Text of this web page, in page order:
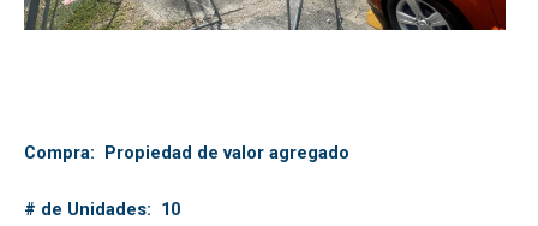
Compra: Propiedad de valor agregado
# de Unidades: 10